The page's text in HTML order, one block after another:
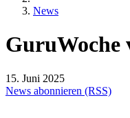
News
GuruWoche
15. Juni 2025
News abonnieren (RSS)